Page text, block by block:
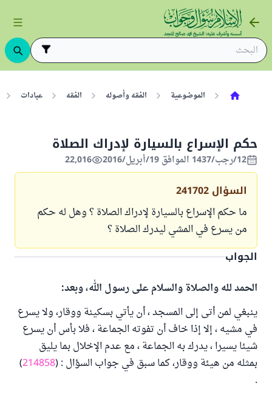
الموضوعية الفقه وأصوله الفقه عبادات
حكم الإسراع بالسيارة لإدراك الصلاة
12/رجب/1437 الموافق 19/أبريل/2016 22,016
السؤال 241702
ما حكم الإسراع بالسيارة لإدراك الصلاة ؟ وهل له حكم
من يسرع في المشي ليدرك الصلاة ؟
الجواب
الحمد لله والصلاة والسلام على رسول الله، وبعد:
ينبغي لمن أتى إلى المسجد ، أن يأتي بسكينة ووقار، ولا يسرع
في مشيه ، إلا إذا خاف أن تفوته الجماعة ، فلا بأس أن يسرع
شيئا يسيرا ، يدرك به الجماعة ، مع عدم الإخلال بما يليق
بمثله من هيئة ووقار، كما سبق في جواب السؤال : (214858
)
.